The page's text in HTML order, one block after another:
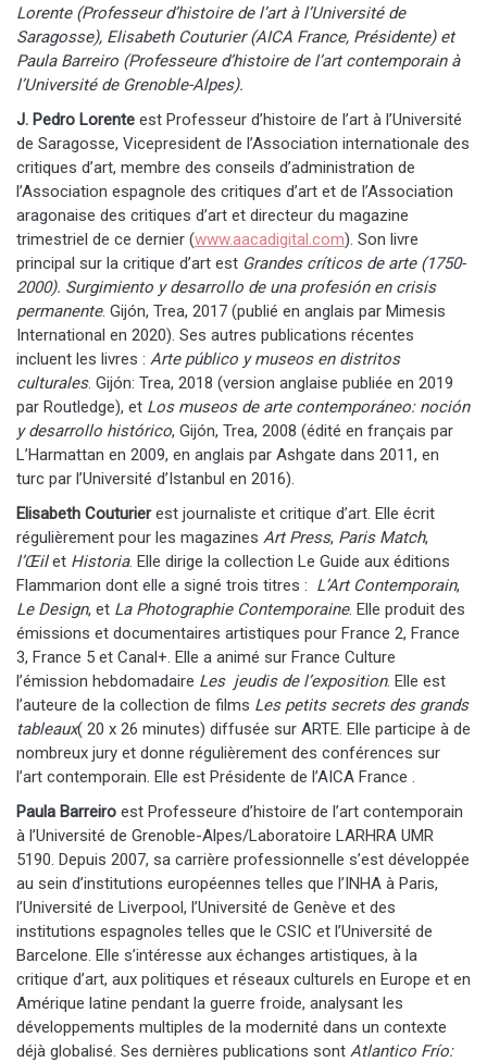
Lorente (Professeur d’histoire de l’art à l’Université de
Saragosse), Elisabeth Couturier (AICA France, Présidente) et
Paula Barreiro (Professeure d’histoire de l’art contemporain à
l’Université de Grenoble-Alpes).
J. Pedro Lorente est Professeur d’histoire de l’art à l’Université
de Saragosse, Vicepresident de l’Association internationale des
critiques d’art, membre des conseils d’administration de
l’Association espagnole des critiques d’art et de l’Association
aragonaise des critiques d’art et directeur du magazine
trimestriel de ce dernier (www.aacadigital.com). Son livre
principal sur la critique d’art est Grandes críticos de arte (1750-
2000). Surgimiento y desarrollo de una profesión en crisis
permanente. Gijón, Trea, 2017 (publié en anglais par Mimesis
International en 2020). Ses autres publications récentes
incluent les livres : Arte público y museos en distritos
culturales. Gijón: Trea, 2018 (version anglaise publiée en 2019
par Routledge), et Los museos de arte contemporáneo: noción
y desarrollo histórico, Gijón, Trea, 2008 (édité en français par
L’Harmattan en 2009, en anglais par Ashgate dans 2011, en
turc par l’Université d’Istanbul en 2016).
Elisabeth Couturierest journaliste et critique d’art. Elle écrit
régulièrement pour les magazines Art Press, Paris Match,
l’Œilet Historia. Elle dirige la collection Le Guide aux éditions
Flammarion dont elle a signé trois titres : L’Art Contemporain,
Le Design, et La Photographie Contemporaine. Elle produit des
émissions et documentaires artistiques pour France 2, France
3, France 5 et Canal+. Elle a animé sur France Culture
l’émission hebdomadaire Les jeudis de l’exposition. Elle est
l’auteure de la collection de films Les petits secrets des grands
tableaux( 20 x 26 minutes) diffusée sur ARTE. Elle participe à de
nombreux jury et donne régulièrement des conférences sur
l’art contemporain. Elle est Présidente de l’AICA France .
Paula Barreiro est Professeure d’histoire de l’art contemporain
à l’Université de Grenoble-Alpes/Laboratoire LARHRA UMR
5190. Depuis 2007, sa carrière professionnelle s’est développée
au sein d’institutions européennes telles que l’INHA à Paris,
l’Université de Liverpool, l’Université de Genève et des
institutions espagnoles telles que le CSIC et l’Université de
Barcelone. Elle s’intéresse aux échanges artistiques, à la
critique d’art, aux politiques et réseaux culturels en Europe et en
Amérique latine pendant la guerre froide, analysant les
développements multiples de la modernité dans un contexte
déjà globalisé. Ses dernières publications sont Atlantico Frío: